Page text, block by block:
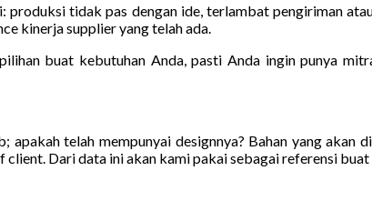
produksi tidak pas dengan ide, terlambat pengiriman
kinerja supplier yang telah ada.
buat kebutuhan Anda, pasti Anda ingin punya
apakah telah mempunyai designnya? Bahan yang
Dari data ini akan kami pakai sebagai referensi buat